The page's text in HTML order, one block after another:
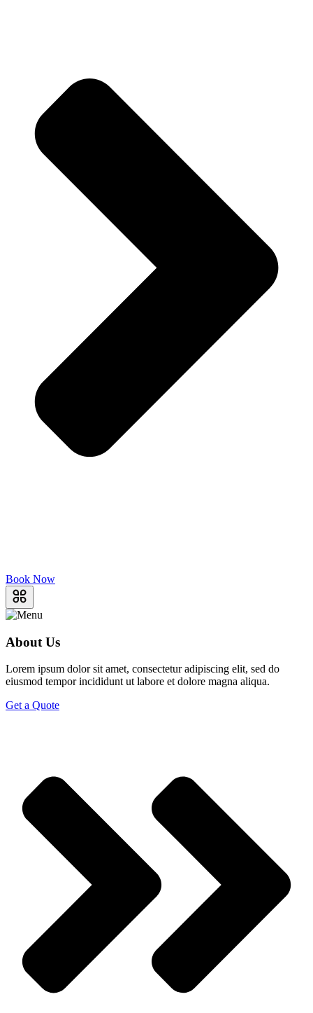
Book Now
About Us
Lorem ipsum dolor sit amet, consectetur adipiscing elit, sed do
eiusmod tempor incididunt ut labore et dolore magna aliqua.
Get a Quote